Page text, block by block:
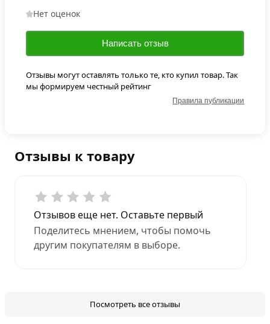
Отзывы к товару
Отзывов еще нет. Оставьте первый
Поделитесь мнением, чтобы помочь
другим покупателям в выборе.
Посмотреть все отзывы
Нет оценок
Написать отзыв
Отзывы могут оставлять только те, кто купил товар. Так
мы формируем честный рейтинг
Правила публикации